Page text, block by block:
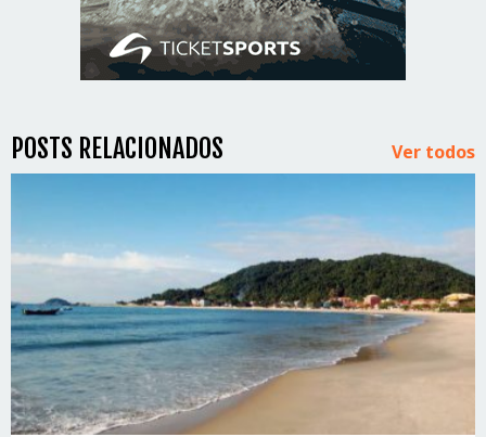
POSTS RELACIONADOS Ver todos